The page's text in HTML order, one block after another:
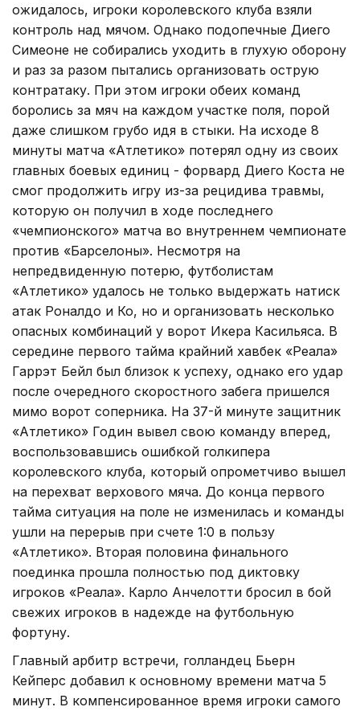
ожидалось, игроки королевского клуба взяли
контроль над мячом. Однако подопечные Диего
Симеоне не собирались уходить в глухую оборону
и раз за разом пытались организовать острую
контратаку. При этом игроки обеих команд
боролись за мяч на каждом участке поля, порой
даже слишком грубо идя в стыки. На исходе 8
минуты матча «Атлетико» потерял одну из своих
главных боевых единиц - форвард Диего Коста не
смог продолжить игру из-за рецидива травмы,
которую он получил в ходе последнего
«чемпионского» матча во внутреннем чемпионате
против «Барселоны». Несмотря на
непредвиденную потерю, футболистам
«Атлетико» удалось не только выдержать натиск
атак Роналдо и Ко, но и организовать несколько
опасных комбинаций у ворот Икера Касильяса. В
середине первого тайма крайний хавбек «Реала»
Гаррэт Бейл был близок к успеху, однако его удар
после очередного скоростного забега пришелся
мимо ворот соперника. На 37-й минуте защитник
«Атлетико» Годин вывел свою команду вперед,
воспользовавшись ошибкой голкипера
королевского клуба, который опрометчиво вышел
на перехват верхового мяча. До конца первого
тайма ситуация на поле не изменилась и команды
ушли на перерыв при счете 1:0 в пользу
«Атлетико». Вторая половина финального
поединка прошла полностью под диктовку
игроков «Реала». Карло Анчелотти бросил в бой
свежих игроков в надежде на футбольную
фортуну.
Главный арбитр встречи, голландец Бьерн
Кейперс добавил к основному времени матча 5
минут. В компенсированное время игроки самого